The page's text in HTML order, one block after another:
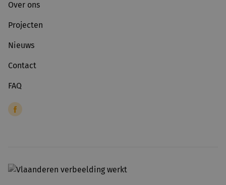
Over ons
Projecten
Nieuws
Contact
FAQ